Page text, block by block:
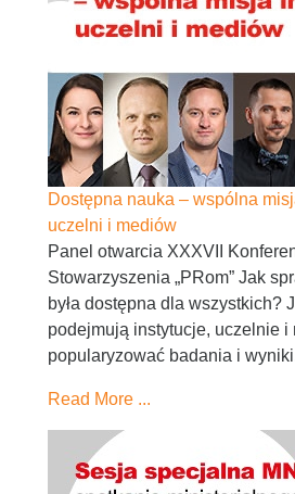
Dostępna nauka – wspólna
uczelni i mediów
Panel otwarcia XXXVII
Stowarzyszenia „PRom” Jak
była dostępna dla wszystkich?
podejmują instytucje, uczelnie i
popularyzować badania i
Read More ...